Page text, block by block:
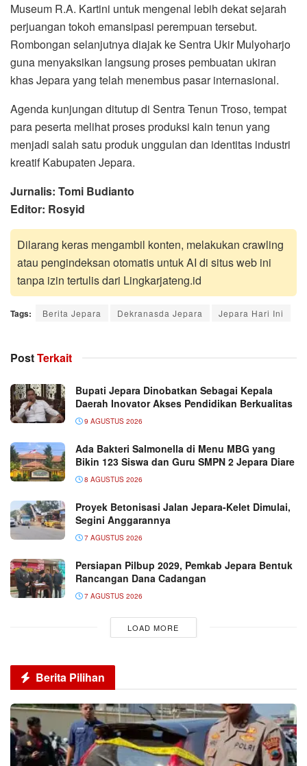
Museum R.A. Kartini untuk mengenal lebih dekat sejarah
perjuangan tokoh emansipasi perempuan tersebut.
Rombongan selanjutnya diajak ke Sentra Ukir Mulyoharjo
guna menyaksikan langsung proses pembuatan ukiran
khas Jepara yang telah menembus pasar internasional.
Agenda kunjungan ditutup di Sentra Tenun Troso, tempat
para peserta melihat proses produksi kain tenun yang
menjadi salah satu produk unggulan dan identitas industri
kreatif Kabupaten Jepara.
Jurnalis: Tomi Budianto
Editor: Rosyid
Dilarang keras mengambil konten, melakukan crawling
atau pengindeksan otomatis untuk AI di situs web ini
tanpa izin tertulis dari Lingkarjateng.id
Tags: Berita Jepara Dekranasda Jepara Jepara Hari Ini
PostTerkait
Bupati Jepara Dinobatkan Sebagai Kepala
Daerah Inovator Akses Pendidikan Berkualitas
9 AGUSTUS 2026
Ada Bakteri Salmonella di Menu MBG yang
Bikin 123 Siswa dan Guru SMPN 2 Jepara Diare
8 AGUSTUS 2026
Proyek Betonisasi Jalan Jepara-Kelet Dimulai,
Segini Anggarannya
7 AGUSTUS 2026
Persiapan Pilbup 2029, Pemkab Jepara Bentuk
Rancangan Dana Cadangan
7 AGUSTUS 2026
LOAD MORE
Berita Pilihan